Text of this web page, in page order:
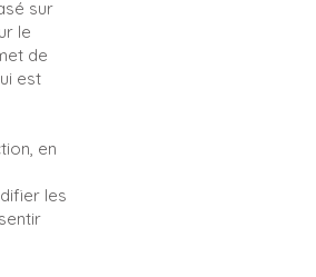
sur
le
de
est
en
les